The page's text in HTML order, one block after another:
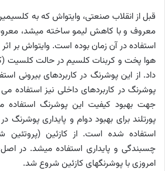
قبل از انقلاب صنعتی، وایت­واش که به
معروف و با کاهش لیمو ساخته می­شد،
استفاده در آن زمان بوده است. وایت­واش بر
داد. از این پوشرنگ در کاربردهای بیرونی
پوشرنگ در کاربردهای داخلی نیز
جهت بهبود کیفیت این پوشرنگ
پورتلند برای بهبود دوام و پایداری
استفاده شده است. از کازئین (پروتئین
چسبندگی و پایداری استفاده می­شد. در
امروزی با پوشرنگ­های کازئین شروع شد.